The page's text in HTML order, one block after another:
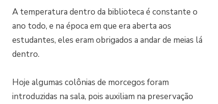
A temperatura dentro da biblioteca é constante o
ano todo, e na época em que era aberta aos
estudantes, eles eram obrigados a andar de meias lá
dentro.
Hoje algumas colônias de morcegos foram
introduzidas na sala, pois auxiliam na preservação